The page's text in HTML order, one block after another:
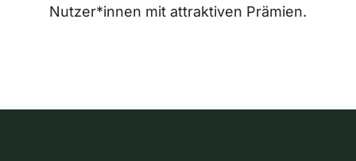
Nutzer*innen mit attraktiven Prämien.